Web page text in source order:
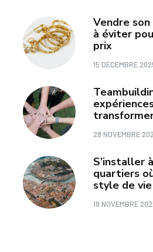
Vendre
à éviter
prix
15 DÉCEMBRE
28 NOVEMBRE
S’installer
quartiers
style de vie
19 NOVEMBRE